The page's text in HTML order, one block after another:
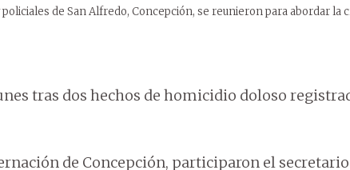
de San Alfredo, Concepción, se reunieron para abordar la
tras dos hechos de homicidio doloso
de Concepción, participaron el